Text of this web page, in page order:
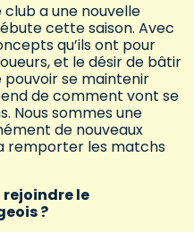
club a une nouvelle
cette saison. Avec
qu’ils ont pour
et le désir de bâtir
se maintenir
de comment vont se
Nous sommes une
de nouveaux
remporter les matchs
rejoindre le
?